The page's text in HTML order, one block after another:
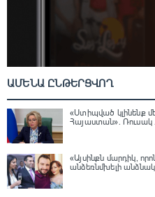
ԱՄԵՆԱ ԸՆԹԵՐՑՎՈՂ
«Ստիպված կլինենք
Հայաստան»․ Ռուսակ
«Այսինքն մարդիկ,
անձեռնմխելի